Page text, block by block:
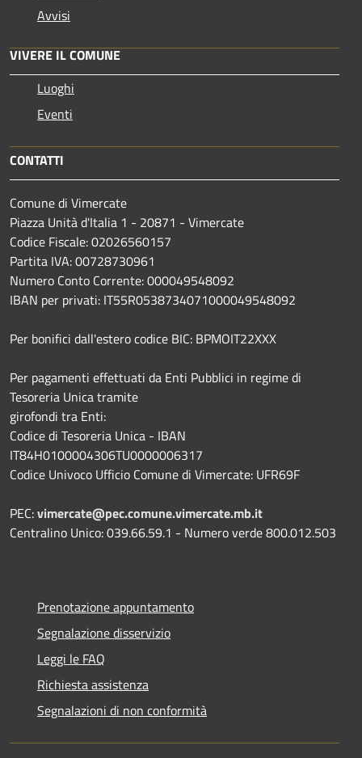
Avvisi
VIVERE IL COMUNE
Luoghi
Eventi
CONTATTI
Comune di Vimercate
Piazza Unità d'Italia 1 - 20871 - Vimercate
Codice Fiscale: 02026560157
Partita IVA: 00728730961
Numero Conto Corrente: 000049548092
IBAN per privati: IT55R0538734071000049548092
Per bonifici dall'estero codice BIC: BPMOIT22XXX
Per pagamenti effettuati da Enti Pubblici in regime di
Tesoreria Unica tramite
girofondi tra Enti:
Codice di Tesoreria Unica - IBAN
IT84H0100004306TU0000006317
Codice Univoco Ufficio Comune di Vimercate: UFR69F
PEC:vimercate@pec.comune.vimercate.mb.it
Centralino Unico: 039.66.59.1 - Numero verde 800.012.503
Prenotazione appuntamento
Segnalazione disservizio
Leggi le FAQ
Richiesta assistenza
Segnalazioni di non conformità